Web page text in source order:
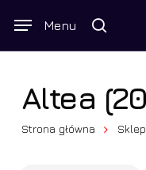
Wyszukiwarka
produktów
search
Menu
Twój
Altea
Strona główna Sklep